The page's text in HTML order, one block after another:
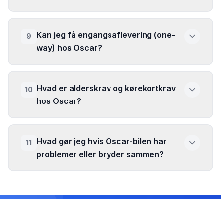
9
Kan jeg få engangsaflevering (one-
way) hos Oscar?
10 Hvad er alderskrav og kørekortkrav
hos Oscar?
11
Hvad gør jeg hvis Oscar-bilen har
problemer eller bryder sammen?